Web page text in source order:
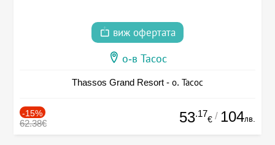
виж офертата
о-в Тасос
Thassos Grand Resort - о. Тасос
-15%
62.38€ 53.17
€ / 104лв.